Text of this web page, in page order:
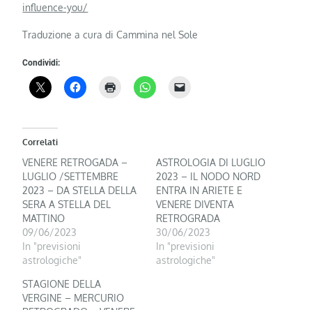
influence-you/
Traduzione a cura di Cammina nel Sole
Condividi:
Correlati
VENERE RETROGADA –
LUGLIO /SETTEMBRE
2023 – DA STELLA DELLA
SERA A STELLA DEL
MATTINO
09/06/2023
In "previsioni
astrologiche"
ASTROLOGIA DI LUGLIO
2023 – IL NODO NORD
ENTRA IN ARIETE E
VENERE DIVENTA
RETROGRADA
30/06/2023
In "previsioni
astrologiche"
STAGIONE DELLA
VERGINE – MERCURIO